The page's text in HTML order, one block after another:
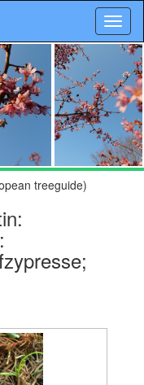
treeguide)